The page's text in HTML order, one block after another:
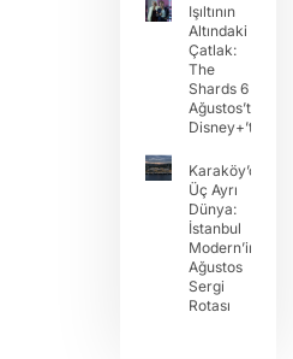
Işıltının
Altındaki
Çatlak:
The
Shards 6
Ağustos’ta
Disney+’ta
Karaköy’de
Üç Ayrı
Dünya:
İstanbul
Modern’in
Ağustos
Sergi
Rotası